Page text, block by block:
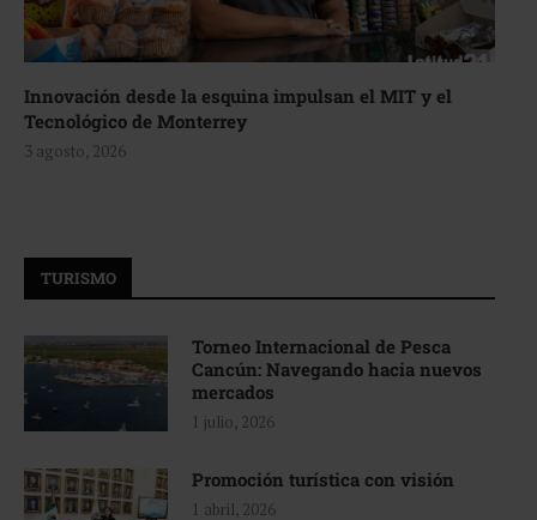
Innovación desde la esquina impulsan el MIT y el
Tecnológico de Monterrey
3 agosto, 2026
TURISMO
Torneo Internacional de Pesca
Cancún: Navegando hacia nuevos
mercados
1 julio, 2026
Promoción turística con visión
1 abril, 2026